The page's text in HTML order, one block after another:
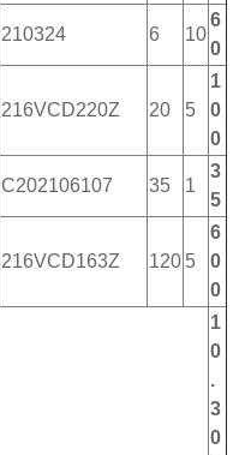
210324 6 10
6
0
216VCD220Z 20 5
1
0
0
C202106107 35 1
3
5
216VCD163Z 120 5
6
0
0
1
0
.
3
0